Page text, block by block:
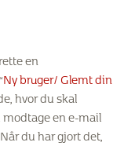
en
Ny bruger/ Glemt din
hvor du skal
en e-mail
du har gjort det,